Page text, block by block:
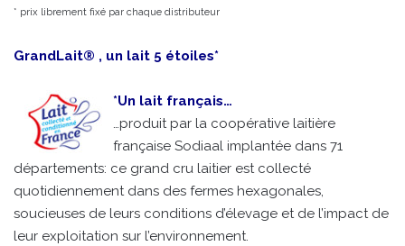
* prix librement fixé par chaque distributeur
GrandLait® , un lait 5 étoiles*
*Un lait français…
…produit par la coopérative laitière
française Sodiaal implantée dans 71
départements: ce grand cru laitier est collecté
quotidiennement dans des fermes hexagonales,
soucieuses de leurs conditions d’élevage et de l’impact de
leur exploitation sur l’environnement.